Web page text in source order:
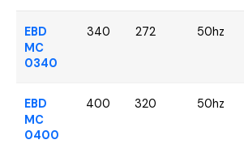
EBD
MC
0340
340 272 50hz
EBD
MC
0400
400 320 50hz